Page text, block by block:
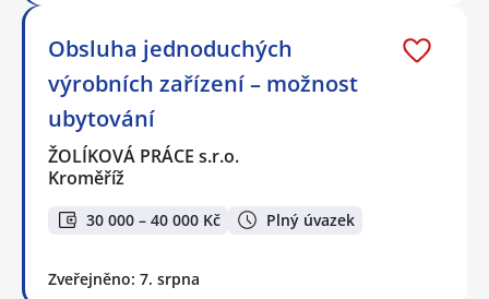
Obsluha jednoduchých
výrobních zařízení – možnost
ubytování
ŽOLÍKOVÁ PRÁCE s.r.o.
Kroměříž
30 000 – 40 000 Kč Plný úvazek
Zveřejněno: 7. srpna